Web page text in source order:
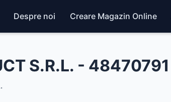
Despre noi Creare Magazin Online
S.R.L. - 48470791